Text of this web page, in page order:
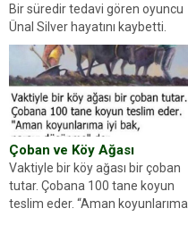
Bir süredir tedavi gören oyuncu
Ünal Silver hayatını kaybetti.
Haberi, oyuncunun menajerlik
ajansı duyurdu. Renda Güner,
sosyal medya hesabında “Usta
Oyuncumuz ve çok değerli
dostumuz...
Çoban ve Köy Ağası
Vaktiyle bir köy ağası bir çoban
tutar. Çobana 100 tane koyun
teslim eder. “Aman koyunlarıma